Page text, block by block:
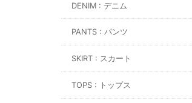
DENIM : デニム
PANTS : パンツ
SKIRT : スカート
TOPS : トップス